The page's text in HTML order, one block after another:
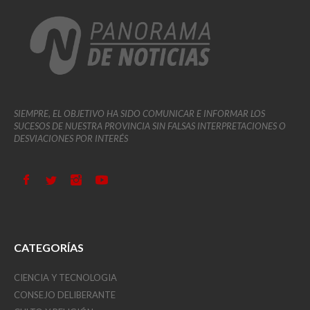
SIEMPRE, EL OBJETIVO HA SIDO COMUNICAR E INFORMAR LOS
SUCESOS DE NUESTRA PROVINCIA SIN FALSAS INTERPRETACIONES O
DESVIACIONES POR INTERÉS
CATEGORÍAS
CIENCIA Y TECNOLOGIA
CONSEJO DELIBERANTE